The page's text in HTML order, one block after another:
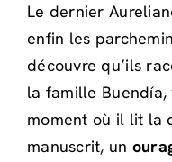
Le dernier
enfin les
découvre qu’ils
la famille
moment où il lit la
manuscrit, un